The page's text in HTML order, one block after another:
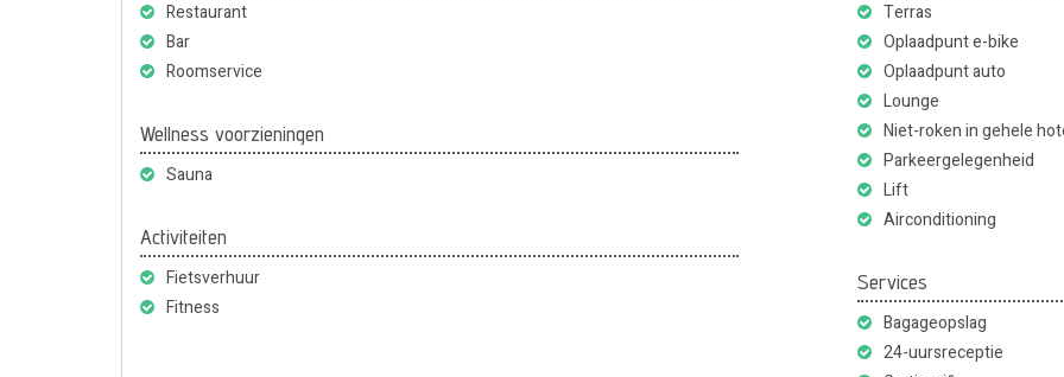
Restaurant
Bar
Roomservice
Wellness voorzieningen
Sauna
Activiteiten
Fietsverhuur
Fitness
Terras
Oplaadpunt e-bike
Oplaadpunt auto
Lounge
Niet-roken in gehele
Parkeergelegenheid
Lift
Airconditioning
Services
Bagageopslag
24-uursreceptie